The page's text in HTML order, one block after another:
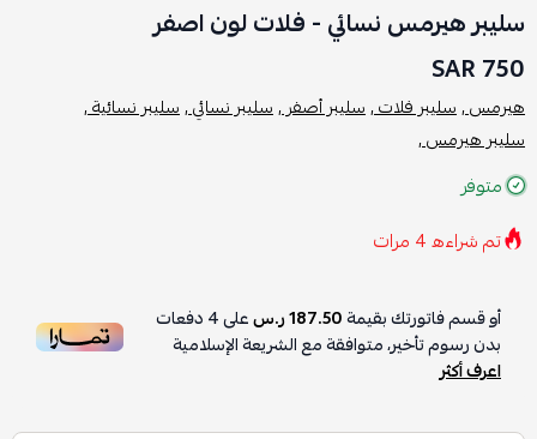
سليبر هيرمس نسائي - فلات لون اصفر
750 SAR
هيرمس ,سليبر فلات ,سليبر أصفر ,سليبر نسائي ,سليبر نسائية ,
سليبر هيرمس ,
متوفر
تم شراءه4 مرات
أو قسم فاتورتك بقيمة187.50 ر.س على4دفعات
بدون رسوم تأخير، متوافقة مع الشريعة الإسلامية
اعرف أكثر